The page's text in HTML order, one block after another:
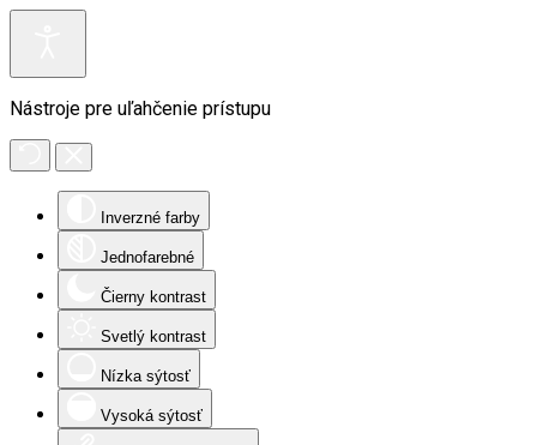
Nástroje pre uľahčenie prístupu
Inverzné farby
Jednofarebné
Čierny kontrast
Svetlý kontrast
Nízka sýtosť
Vysoká sýtosť